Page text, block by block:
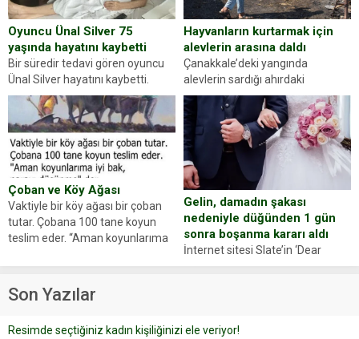
Oyuncu Ünal Silver 75
yaşında hayatını kaybetti
Bir süredir tedavi gören oyuncu
Ünal Silver hayatını kaybetti.
Haberi, oyuncunun menajerlik
ajansı duyurdu. Renda Güner,
sosyal medya hesabında “Usta
Oyuncumuz ve çok değerli
dostumuz...
Hayvanların kurtarmak için
alevlerin arasına daldı
Çanakkale’deki yangında
alevlerin sardığı ahırdaki
hayvanlarını kurtarmak isteyen
Zeki Demir (66) ölümden döndü.
Yüzünde ve ellerinde yanıklar
oluşan Demir, kâbus dolu anları
anlattı… Merkeze bağlı...
Çoban ve Köy Ağası
Vaktiyle bir köy ağası bir çoban
tutar. Çobana 100 tane koyun
teslim eder. “Aman koyunlarıma
Çoban koyunları alır gider. Aylar...
Gelin, damadın şakası
nedeniyle düğünden 1 gün
sonra boşanma kararı aldı
İnternet sitesi Slate’in ‘Dear
Prudence’ isimli tavsiye köşesine
yapıştırdığı için düğünden...
Son Yazılar
Resimde seçtiğiniz kadın kişiliğinizi ele veriyor!